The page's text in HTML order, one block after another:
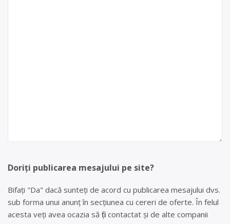
Doriți publicarea mesajului pe site?
Bifați "Da" dacă sunteți de acord cu publicarea mesajului dvs.
sub forma unui anunț în secțiunea cu cereri de oferte. În felul
acesta veți avea ocazia să fiți contactat și de alte companii